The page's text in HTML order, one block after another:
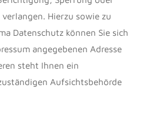
Hierzu sowie zu
Datenschutz können Sie sich
angegebenen Adresse
steht Ihnen ein
Aufsichtsbehörde